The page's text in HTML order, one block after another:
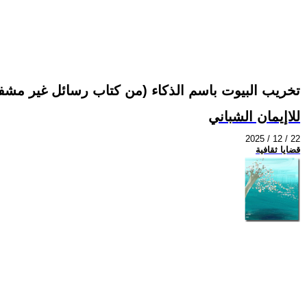
تخريب البيوت باسم الذكاء (من كتاب رسائل غير
للاإيمان الشباني
2025 / 12 / 22
قضايا ثقافية